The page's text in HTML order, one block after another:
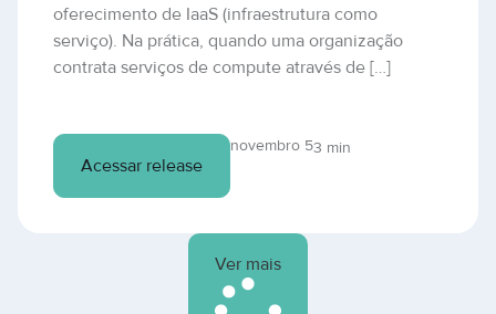
oferecimento de IaaS (infraestrutura como
serviço). Na prática, quando uma organização
contrata serviços de compute através de […]
Acessar release
novembro 53 min
Ver mais